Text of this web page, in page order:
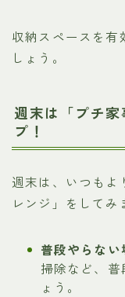
収納スペースを有
しょう。
週末は「プチ
プ！
週末は、いつもよ
レンジ」をしてみ
普段やらな
掃除など、
ょう。